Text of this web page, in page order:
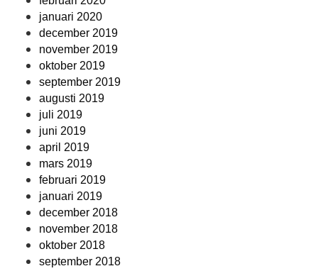
januari 2020
december 2019
november 2019
oktober 2019
september 2019
augusti 2019
juli 2019
juni 2019
april 2019
mars 2019
februari 2019
januari 2019
december 2018
november 2018
oktober 2018
september 2018